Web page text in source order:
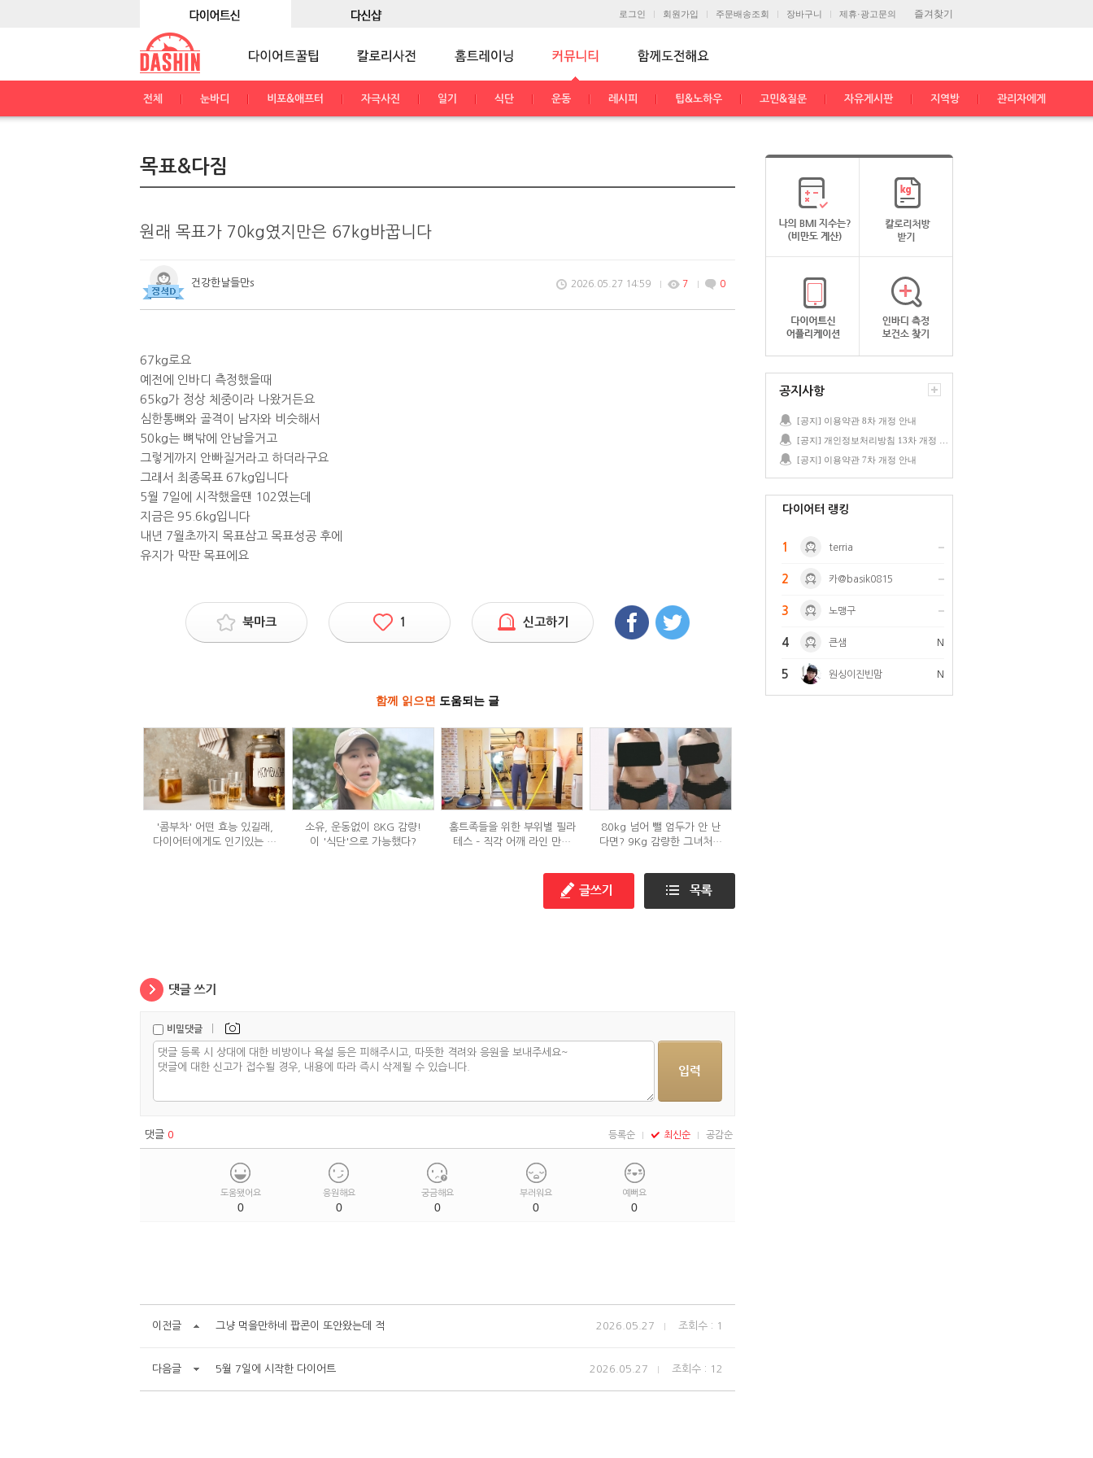
즐겨찾기
로그인 회원가입 주문배송조회 장바구니 제휴·광고문의
전체 눈바디 비포&애프터 자극사진 일기 식단 운동 레시피 팁&노하우 고민&질문 자유게시판 지역방 관리자에게
목표&다짐
원래 목표가 70kg였지만은 67kg바꿉니다
건강한날들만s 2026.05.27 14:59 7 0
67kg로요
예전에 인바디 측정했을때
65kg가 정상 체중이라 나왔거든요
심한통뼈와 골격이 남자와 비슷해서
50kg는 뼈밖에 안남을거고
그렇게까지 안빠질거라고 하더라구요
그래서 최종목표 67kg입니다
5월 7일에 시작했을땐 102였는데
지금은 95.6kg입니다
내년 7월초까지 목표삼고 목표성공 후에
유지가 막판 목표에요
북마크 1 신고하기
함께 읽으면 도움되는 글
'콤부차' 어떤 효능 있길래,
다이어터에게도 인기있는 걸
소유, 운동없이 8KG 감량!
이 '식단'으로 가능했다?
홈트족들을 위한 부위별 필라
테스 – 직각 어깨 라인 만들
80kg 넘어 뺄 엄두가 안 난
다면? 9Kg 감량한 그녀처럼
비밀댓글 |
댓글 0 등록순 최신순 공감순
도움됐어요
0
응원해요
0
궁금해요
0
부러워요
0
예뻐요
0
이전글 그냥 먹을만하네 팝콘이 또안왔는데 적 2026.05.27 조회수 : 1
다음글 5월 7일에 시작한 다이어트 2026.05.27 조회수 : 12
공지사항
[공지] 이용약관 8차 개정 안내
[공지] 이용약관 7차 개정 안내
다이어터 랭킹
1 terria
2 카@basik0815
3 노맹구
4 큰샘 N
5 원싱이진빈맘 N